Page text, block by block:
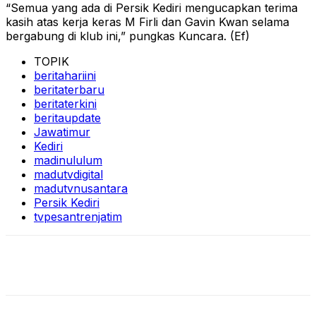
“Semua yang ada di Persik Kediri mengucapkan terima
kasih atas kerja keras M Firli dan Gavin Kwan selama
bergabung di klub ini,” pungkas Kuncara. (Ef)
TOPIK
beritahariini
beritaterbaru
beritaterkini
beritaupdate
Jawatimur
Kediri
madinululum
madutvdigital
madutvnusantara
Persik Kediri
tvpesantrenjatim